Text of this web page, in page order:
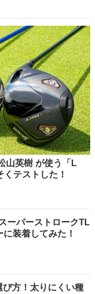
山英樹 が使う「L
テストした！
ーパーストロークTL
装着してみた！
方！太りにくい種